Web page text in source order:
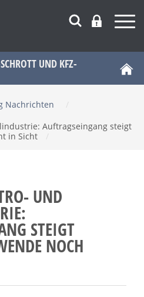
UND KFZ-
Nachrichten
Auftragseingang steigt
in Sicht
UND
STEIGT
NOCH